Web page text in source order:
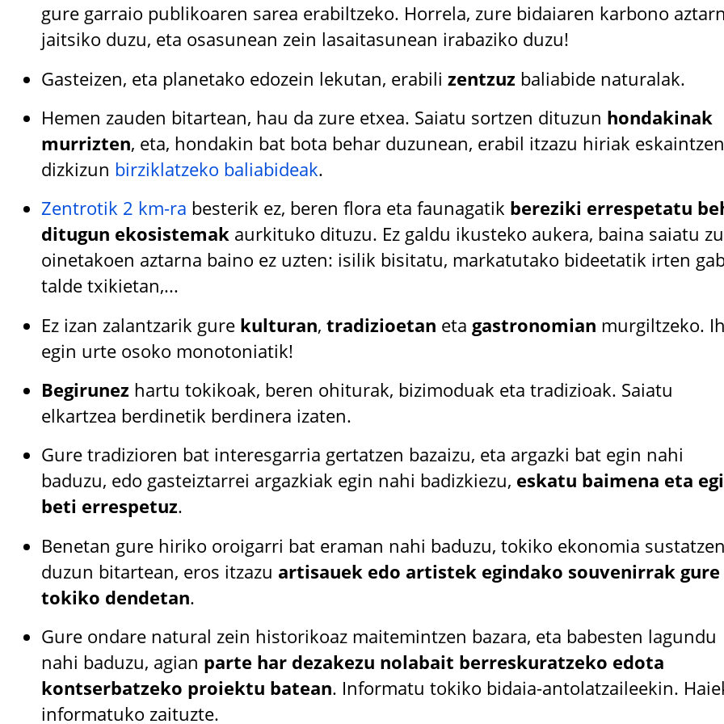
gure garraio publikoaren sarea erabiltzeko. Horrela, zure bidaiaren karbono
jaitsiko duzu, eta osasunean zein lasaitasunean irabaziko duzu!
Gasteizen, eta planetako edozein lekutan, erabili zentzuz baliabide naturalak.
Hemen zauden bitartean, hau da zure etxea. Saiatu sortzen dituzun hondakinak
murrizten, eta, hondakin bat bota behar duzunean, erabil itzazu hiriak eskaintzen
dizkizun birziklatzeko baliabideak.
Zentrotik 2 km-ra besterik ez, beren flora eta faunagatik bereziki errespetatu
ditugun ekosistemak aurkituko dituzu. Ez galdu ikusteko aukera, baina saiatu
oinetakoen aztarna baino ez uzten: isilik bisitatu, markatutako bideetatik irten
talde txikietan,...
Ez izan zalantzarik gure kulturan, tradizioetan eta gastronomian murgiltzeko.
egin urte osoko monotoniatik!
Begirunez hartu tokikoak, beren ohiturak, bizimoduak eta tradizioak. Saiatu
elkartzea berdinetik berdinera izaten.
Gure tradizioren bat interesgarria gertatzen bazaizu, eta argazki bat egin nahi
baduzu, edo gasteiztarrei argazkiak egin nahi badizkiezu, eskatu baimena eta
beti errespetuz.
Benetan gure hiriko oroigarri bat eraman nahi baduzu, tokiko ekonomia sustatzen
duzun bitartean, eros itzazu artisauek edo artistek egindako souvenirrak gure
tokiko dendetan.
Gure ondare natural zein historikoaz maitemintzen bazara, eta babesten lagundu
nahi baduzu, agian parte har dezakezu nolabait berreskuratzeko edota
kontserbatzeko proiektu batean. Informatu tokiko bidaia-antolatzaileekin.
informatuko zaituzte.